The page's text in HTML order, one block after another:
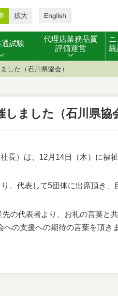
拡大 English
試験
代理店業務品質
評価運営
統
した（石川県協会）
ました（石川県協
長）は、12月14日（木）に福
、代表して5団体に出席頂き、
の代表者より、お礼の言葉と
の支援への期待の言葉を頂き